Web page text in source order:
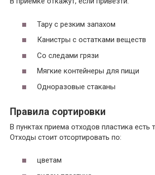
высокого
низкого
давления)
канистры, емкости
детские игрушки,
пищевые
АБС
Корпуса от
электроники
Тару с резким запахом
Канистры с остатками веществ
Со следами грязи
Мягкие контейнеры для пищи
Одноразовые стаканы
Правила сортировки
В пунктах приема отходов пластика есть
Отходы стоит отсортировать по:
цветам